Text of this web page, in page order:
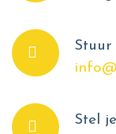
Stuur
Stel